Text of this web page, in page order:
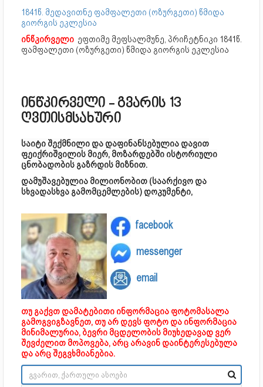
1841წ. მედავითნე ფამფალეთი (ოზურგეთი) წმიდა
გიორგის ეკლესია
ინწკირველი ეფთიმე მეფსალმუნე, პრიჩეტნიკი 1841წ.
ფამფალეთი (ოზურგეთი) წმიდა გიორგის ეკლესია
ინწკირველი - გვარის 13
ღვთისმსახური
საიტი შექმნილი და დაფინანსებულია დავით
ფეიქრიშვილის მიერ, მოზარდებში ისტორიული
ცნობადობის გაზრდის მიზნით.
დამუშავებულია მილიონობით (საარქივო და
სხვადასხვა გამომცემლების) დოკუმენტი,
facebook
messenger
email
თუ გაქვთ დამატებითი ინფორმაცია ფოტომასალა
გამოგვიგზავნეთ, თუ არ დევს ფოტო და ინფორმაცია
მინიმალურია, ბევრი მცდელობის მიუხედავად ვერ
შევძელით მოპოვება, არც არავინ დაინტერესებულა
და არც შეგვხმიანებია.